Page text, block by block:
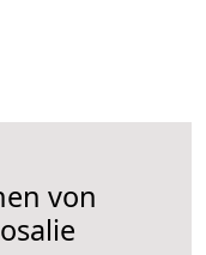
von